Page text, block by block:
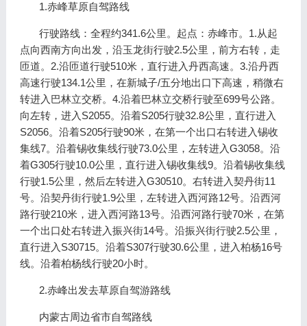
1.赤峰草原自驾路线
行驶路线：全程约341.6公里。起点：赤峰市。1.从起
点向西南方向出发，沿玉龙街行驶2.5公里，前方右转，走
匝道。2.沿匝道行驶510米，直行进入丹西高速。3.沿丹西
高速行驶134.1公里，在新城子/五分地出口下高速，稍微右
转进入巴林立交桥。4.沿着巴林立交桥行驶至699号公路。
向左转，进入S2055。沿着S205行驶32.8公里，直行进入
S2056。沿着S205行驶90米，在第一个出口右转进入锡收
集线7。沿着锡收集线行驶73.0公里，左转进入G3058。沿
着G305行驶10.0公里，直行进入锡收集线9。沿着锡收集线
行驶1.5公里，然后左转进入G30510。右转进入契丹街11
号。沿契丹街行驶1.9公里，左转进入西河路12号。沿西河
路行驶210米，进入西河路13号。沿西河路行驶70米，在第
一个出口处右转进入振兴街14号。沿振兴街行驶2.5公里，
直行进入S30715。沿着S307行驶30.6公里，进入柏杨16号
线。沿着柏杨线行驶20小时。
2.赤峰出发去草原自驾游路线
内蒙古周边省市自驾路线